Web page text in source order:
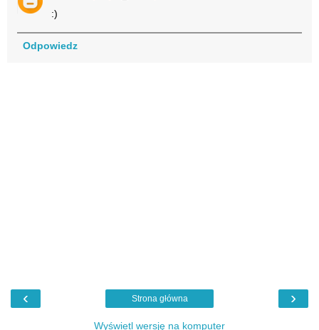
:)
Odpowiedz
‹ ›
Strona główna
Wyświetl wersję na komputer